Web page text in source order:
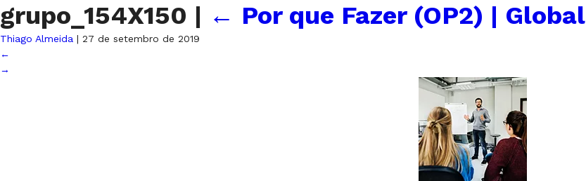
grupo_154X150 | ← Por que Fazer (OP2) | Global
Thiago Almeida | 27 de setembro de 2019
←
→